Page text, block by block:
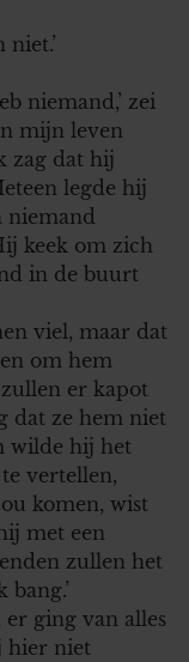
niet.’
niemand,’ zei
mijn leven
zag dat hij
legde hij
niemand
keek om zich
in de buurt
viel, maar dat
om hem
er kapot
dat ze hem niet
wilde hij het
vertellen,
komen, wist
met een
zullen het
ging van alles
hier niet